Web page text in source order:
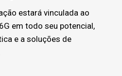
estará vinculada ao
em todo seu potencial,
e a soluções de